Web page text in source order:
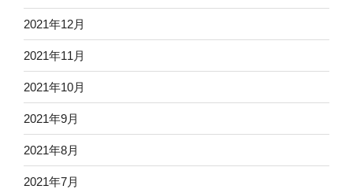
2021年12月
2021年11月
2021年10月
2021年9月
2021年8月
2021年7月